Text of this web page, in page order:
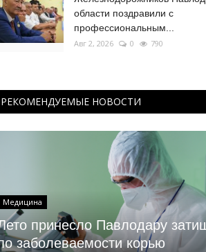
области поздравили с
профессиональным...
Авг 2, 2026 0 790
РЕКОМЕНДУЕМЫЕ НОВОСТИ
Медицина
принесло Павлодару
заболеваемости корью